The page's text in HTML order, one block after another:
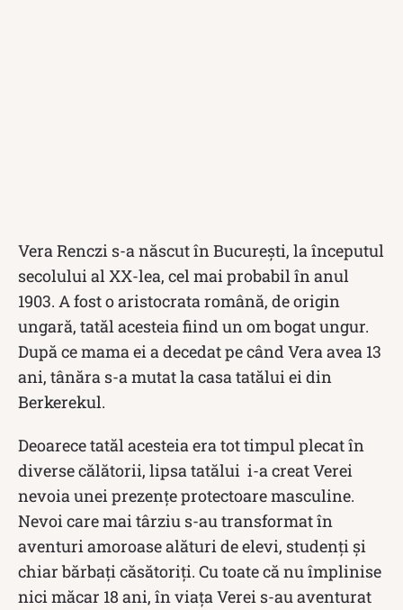
Vera Renczi s-a născut în București, la începutul
secolului al XX-lea, cel mai probabil în anul
1903. A fost o aristocrata română, de origin
ungară, tatăl acesteia fiind un om bogat ungur.
După ce mama ei a decedat pe când Vera avea 13
ani, tânăra s-a mutat la casa tatălui ei din
Berkerekul.
Deoarece tatăl acesteia era tot timpul plecat în
diverse călătorii, lipsa tatălui i-a creat Verei
nevoia unei prezențe protectoare masculine.
Nevoi care mai târziu s-au transformat în
aventuri amoroase alături de elevi, studenți și
chiar bărbați căsătoriți. Cu toate că nu împlinise
nici măcar 18 ani, în viața Verei s-au aventurat